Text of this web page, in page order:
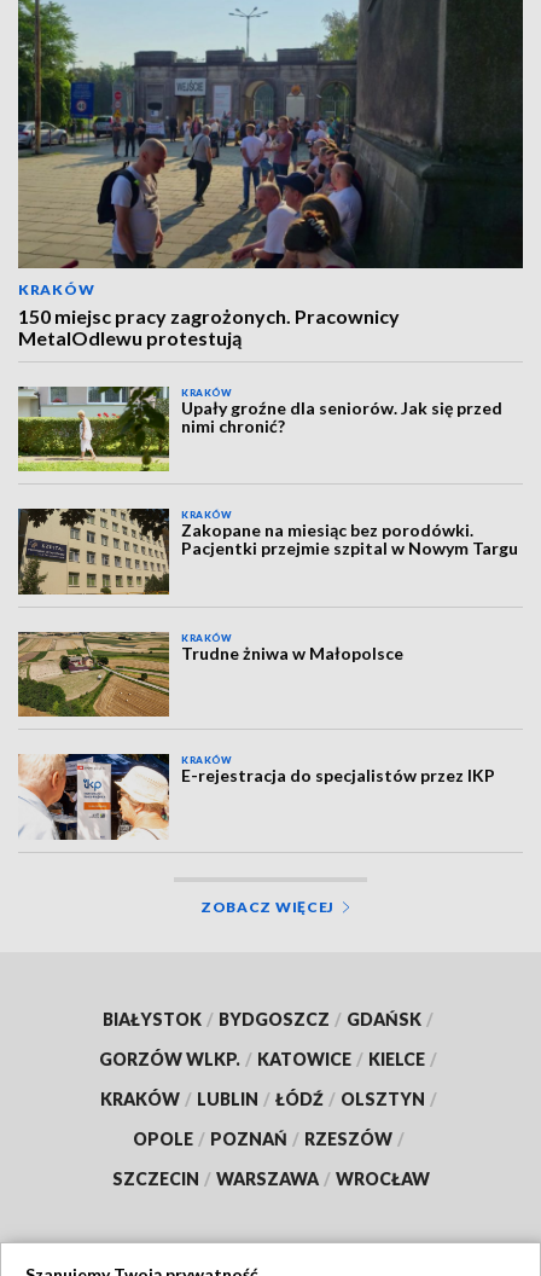
KRAKÓW
150 miejsc pracy zagrożonych. Pracownicy
MetalOdlewu protestują
KRAKÓW
Upały groźne dla seniorów. Jak się przed
nimi chronić?
KRAKÓW
Zakopane na miesiąc bez porodówki.
Pacjentki przejmie szpital w Nowym Targu
KRAKÓW
Trudne żniwa w Małopolsce
KRAKÓW
E-rejestracja do specjalistów przez IKP
ZOBACZ WIĘCEJ
BIAŁYSTOK / BYDGOSZCZ / GDAŃSK /
GORZÓW WLKP. / KATOWICE / KIELCE /
KRAKÓW / LUBLIN / ŁÓDŹ / OLSZTYN /
OPOLE / POZNAŃ / RZESZÓW /
SZCZECIN / WARSZAWA / WROCŁAW